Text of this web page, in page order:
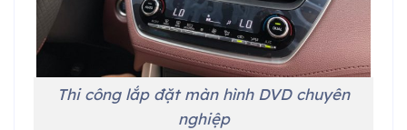
Thi công lắp đặt màn hình DVD chuyên
nghiệp